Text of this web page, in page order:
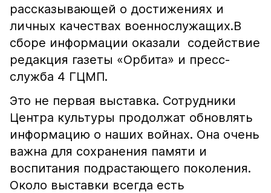
рассказывающей о достижениях и
личных качествах военнослужащих.В
сборе информации оказали содействие
редакция газеты «Орбита» и пресс-
служба 4 ГЦМП.
Это не первая выставка. Сотрудники
Центра культуры продолжат обновлять
информацию о наших войнах. Она очень
важна для сохранения памяти и
воспитания подрастающего поколения.
Около выставки всегда есть